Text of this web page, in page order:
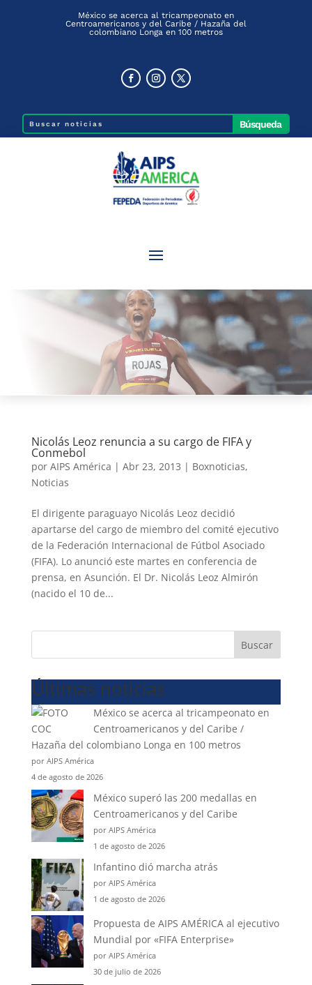
México se acerca al tricampeonato en
Centroamericanos y del Caribe / Hazaña del
colombiano Longa en 100 metros
Nicolás Leoz renuncia a su cargo de FIFA y
Conmebol
por AIPS América | Abr 23, 2013 | Boxnoticias,
Noticias
El dirigente paraguayo Nicolás Leoz decidió
apartarse del cargo de miembro del comité ejecutivo
de la Federación Internacional de Fútbol Asociado
(FIFA). Lo anunció este martes en conferencia de
prensa, en Asunción. El Dr. Nicolás Leoz Almirón
(nacido el 10 de...
Buscar
Últimas noticias
México se acerca al tricampeonato en
Centroamericanos y del Caribe /
Hazaña del colombiano Longa en 100 metros
por AIPS América
4 de agosto de 2026
México superó las 200 medallas en
Centroamericanos y del Caribe
por AIPS América
1 de agosto de 2026
Infantino dió marcha atrás
por AIPS América
1 de agosto de 2026
Propuesta de AIPS AMÉRICA al ejecutivo
Mundial por «FIFA Enterprise»
por AIPS América
30 de julio de 2026